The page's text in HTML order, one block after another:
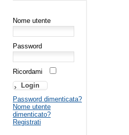
Nome utente
Password
Ricordami
Password dimenticata?
Nome utente
dimenticato?
Registrati